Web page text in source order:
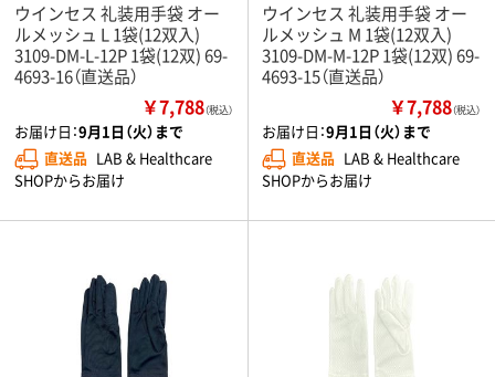
ウインセス 礼装用手袋 オー
ルメッシュ L 1袋(12双入)
3109-DM-L-12P 1袋(12双) 69-
4693-16（直送品）
￥7,788（税込）
お届け日：9月1日（火）まで
直送品 LAB & Healthcare
SHOPからお届け
ウインセス 礼装用手袋 オー
ルメッシュ M 1袋(12双入)
3109-DM-M-12P 1袋(12双) 69-
4693-15（直送品）
￥7,788（税込）
お届け日：9月1日（火）まで
直送品 LAB & Healthcare
SHOPからお届け